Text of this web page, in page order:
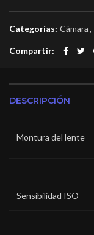
Categorías: Cámara,
Compartir
DESCRIPCIÓN
Montura del lente
Sensibilidad ISO